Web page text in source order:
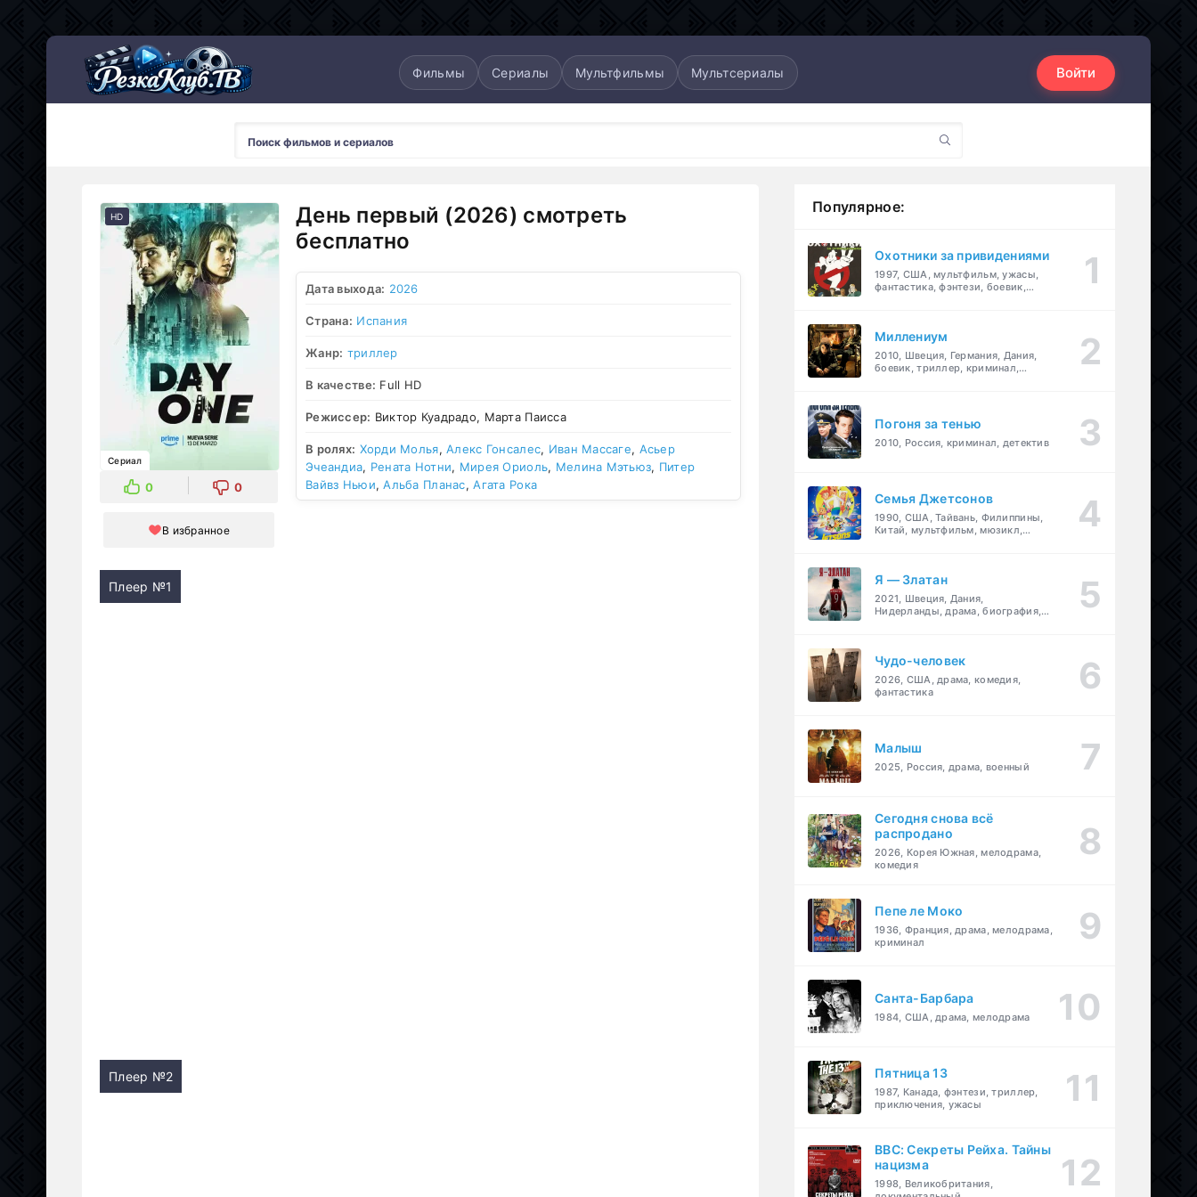
Фильмы Сериалы Мультфильмы Мультсериалы Войти
HD
Сериал
0 0
В избранное
День первый (2026) смотреть
бесплатно
Дата выхода: 2026
Страна: Испания
Жанр: триллер
В качестве: Full HD
Режиссер: Виктор Куадрадо, Марта Паисса
В ролях: Хорди Молья,Алекс Гонсалес, Иван Массаге, Асьер
Эчеандиа, Рената Нотни, Мирея Ориоль, Мелина Мэтьюз, Питер
Вайвз Ньюи,Альба Планас,Агата Рока
Плеер №1
Плеер №2
Популярное:
Охотники за привидениями
1997, США, мультфильм, ужасы,
фантастика, фэнтези, боевик,
Миллениум
2010, Швеция, Германия, Дания,
боевик, триллер, криминал,
Погоня за тенью
2010, Россия, криминал, детектив
Семья Джетсонов
1990, США, Тайвань, Филиппины,
Китай, мультфильм, мюзикл,
Я — Златан
2021, Швеция, Дания,
Нидерланды, драма, биография,
Чудо-человек
2026, США, драма, комедия,
фантастика
Малыш
2025, Россия, драма, военный
Сегодня снова всё
распродано
2026, Корея Южная, мелодрама,
комедия
Пепе ле Моко
1936, Франция, драма, мелодрама,
криминал
Санта-Барбара
1984, США, драма, мелодрама
Пятница 13
1987, Канада, фэнтези, триллер,
приключения, ужасы
BBC: Секреты Рейха. Тайны
нацизма
1998, Великобритания,
Мультсериалы